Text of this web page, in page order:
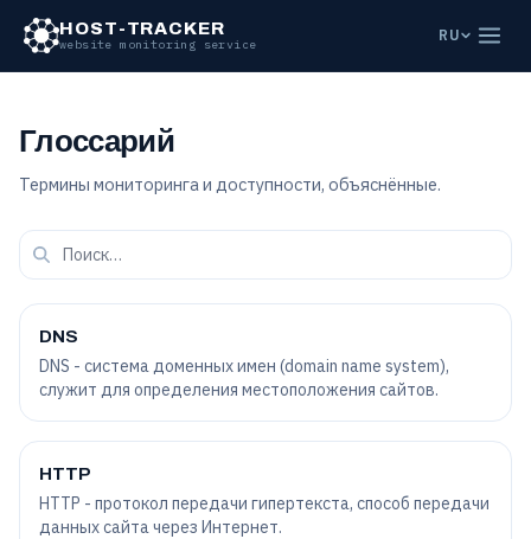
HOST-TRACKER
website monitoring service
RU
Глоссарий
Термины мониторинга и доступности, объяснённые.
DNS
DNS - система доменных имен (domain name system),
служит для определения местоположения сайтов.
HTTP
HTTP - протокол передачи гипертекста, способ передачи
данных сайта через Интернет.